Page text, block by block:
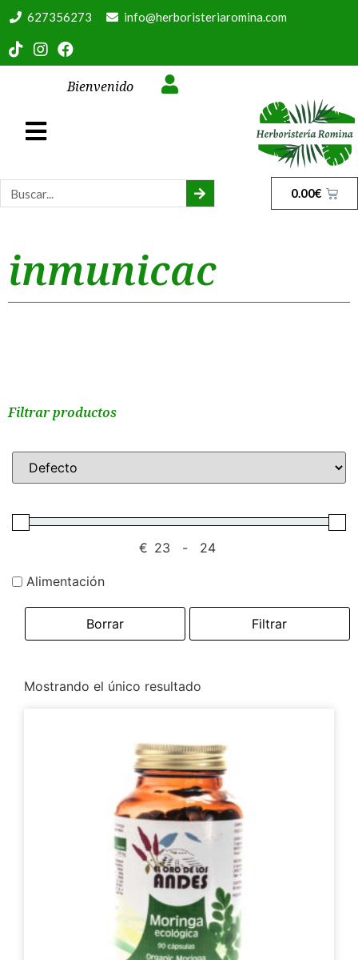
627356273 info@herboristeriaromina.com
Bienvenido
0.00€
inmunicac
Filtrar productos
€ -
Alimentación
Filtrar
Borrar
Mostrando el único resultado